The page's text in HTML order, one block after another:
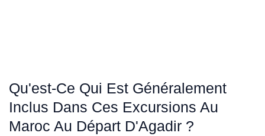
Qu'est-Ce Qui Est Généralement
Inclus Dans Ces Excursions Au
Maroc Au Départ D'Agadir ?